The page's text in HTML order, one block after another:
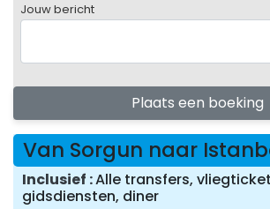
Jouw bericht
Plaats een boeking
Van Sorgun naar
Inclusief Alle transfers,
gidsdiensten, diner